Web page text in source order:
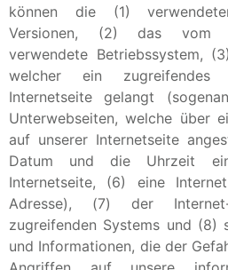
können die (1)
Versionen, (2) das vom
verwendete Betriebssystem,
welcher ein
Internetseite gelangt
Unterwebseiten, welche über
auf unserer Internetseite
Datum und die Uhrzeit
Internetseite, (6) eine
Adresse), (7) der Internet-
zugreifenden Systems und (8)
und Informationen, die der